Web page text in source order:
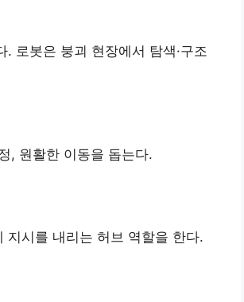
로봇은 붕괴 현장에서 탐색·구조
, 원활한 이동을 돕는다.
지시를 내리는 허브 역할을 한다.